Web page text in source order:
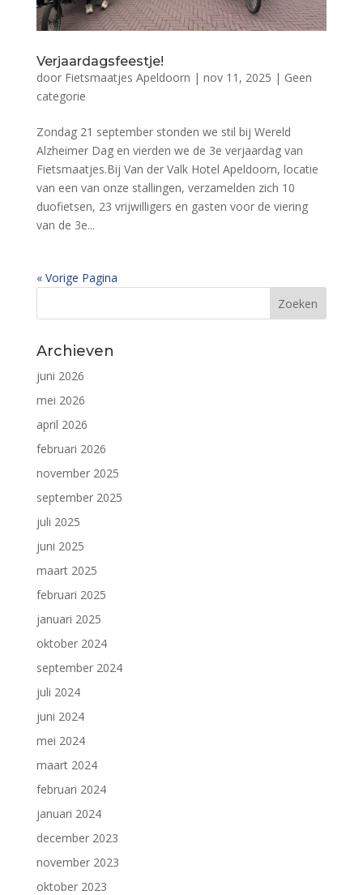
Verjaardagsfeestje!
door Fietsmaatjes Apeldoorn | nov 11, 2025 | Geen
categorie
Zondag 21 september stonden we stil bij Wereld
Alzheimer Dag en vierden we de 3e verjaardag van
Fietsmaatjes.Bij Van der Valk Hotel Apeldoorn, locatie
van een van onze stallingen, verzamelden zich 10
duofietsen, 23 vrijwilligers en gasten voor de viering
van de 3e...
« Vorige Pagina
Archieven
juni 2026
mei 2026
april 2026
februari 2026
november 2025
september 2025
juli 2025
juni 2025
maart 2025
februari 2025
januari 2025
oktober 2024
september 2024
juli 2024
juni 2024
mei 2024
maart 2024
februari 2024
januari 2024
december 2023
november 2023
oktober 2023